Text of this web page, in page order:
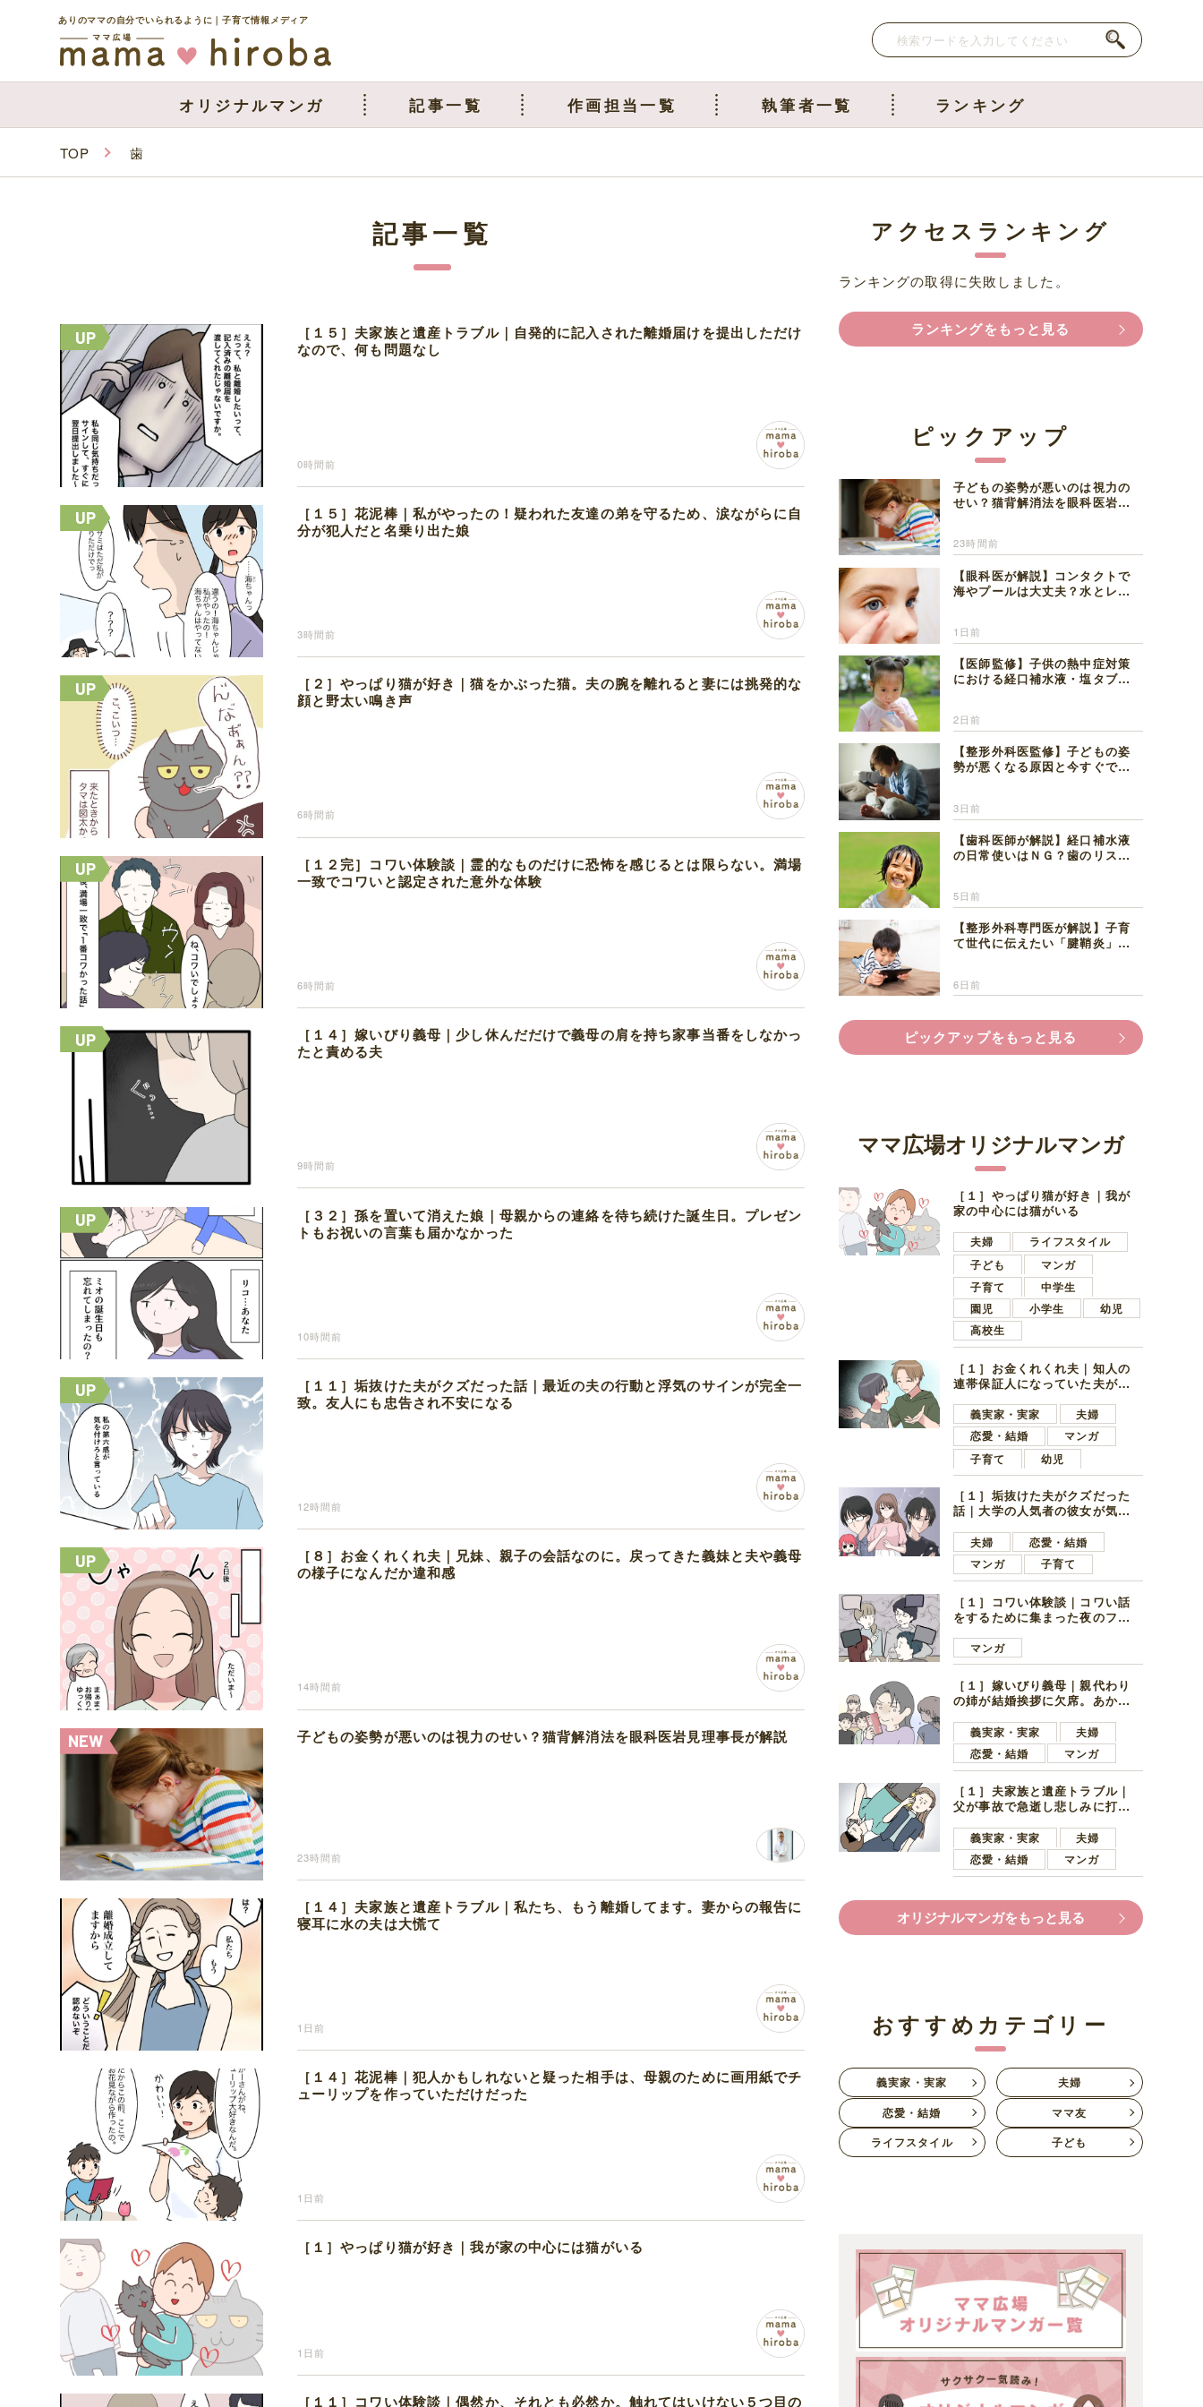
ありのママの自分でいられるように｜子育て情報メディア
オリジナルマンガ 記事一覧 作画担当一覧 執筆者一覧 ランキング
TOP 歯
記事一覧
［１５］夫家族と遺産トラブル｜自発的に記入された離婚届けを提出しただけ
なので、何も問題なし
0時間前
［１５］花泥棒｜私がやったの！疑われた友達の弟を守るため、涙ながらに自
分が犯人だと名乗り出た娘
3時間前
［２］やっぱり猫が好き｜猫をかぶった猫。夫の腕を離れると妻には挑発的な
顔と野太い鳴き声
6時間前
［１２完］コワい体験談｜霊的なものだけに恐怖を感じるとは限らない。満場
一致でコワいと認定された意外な体験
6時間前
［１４］嫁いびり義母｜少し休んだだけで義母の肩を持ち家事当番をしなかっ
たと責める夫
9時間前
［３２］孫を置いて消えた娘｜母親からの連絡を待ち続けた誕生日。プレゼン
トもお祝いの言葉も届かなかった
10時間前
［１１］垢抜けた夫がクズだった話｜最近の夫の行動と浮気のサインが完全一
致。友人にも忠告され不安になる
12時間前
［８］お金くれくれ夫｜兄妹、親子の会話なのに。戻ってきた義妹と夫や義母
の様子になんだか違和感
14時間前
子どもの姿勢が悪いのは視力のせい？猫背解消法を眼科医岩見理事長が解説
23時間前
［１４］夫家族と遺産トラブル｜私たち、もう離婚してます。妻からの報告に
寝耳に水の夫は大慌て
1日前
［１４］花泥棒｜犯人かもしれないと疑った相手は、母親のために画用紙でチ
ューリップを作っていただけだった
1日前
［１］やっぱり猫が好き｜我が家の中心には猫がいる
1日前
［１１］コワい体験談｜偶然か、それとも必然か。触れてはいけない５つ目の
アクセスランキング
ランキングの取得に失敗しました。
ランキングをもっと見る
ピックアップ
子どもの姿勢が悪いのは視力の
せい？猫背解消法を眼科医岩見
23時間前
【眼科医が解説】コンタクトで
海やプールは大丈夫？水とレン
1日前
【医師監修】子供の熱中症対策
における経口補水液・塩タブレ
2日前
【整形外科医監修】子どもの姿
勢が悪くなる原因と今すぐでき
3日前
【歯科医師が解説】経口補水液
の日常使いはＮＧ？歯のリスク
5日前
【整形外科専門医が解説】子育
て世代に伝えたい「腱鞘炎」の
6日前
ピックアップをもっと見る
ママ広場オリジナルマンガ
［１］やっぱり猫が好き｜我が
家の中心には猫がいる
夫婦
ライフスタイル
子ども
マンガ
子育て
中学生
園児
小学生
幼児
高校生
［１］お金くれくれ夫｜知人の
連帯保証人になっていた夫が家
言ってきた
義実家・実家
夫婦
恋愛・結婚
マンガ
子育て
幼児
［１］垢抜けた夫がクズだった
話｜大学の人気者の彼女が気に
子学生
夫婦
恋愛・結婚
マンガ
子育て
［１］コワい体験談｜コワい話
をするために集まった夜のファ
好きの男の子ママ
マンガ
［１］嫁いびり義母｜親代わり
の姉が結婚挨拶に欠席。あから
義実家・実家
夫婦
恋愛・結婚
マンガ
［１］夫家族と遺産トラブル｜
父が事故で急逝し悲しみに打ち
ます夫
義実家・実家
夫婦
恋愛・結婚
マンガ
オリジナルマンガをもっと見る
おすすめカテゴリー
義実家・実家
夫婦
恋愛・結婚
ママ友
ライフスタイル
子ども